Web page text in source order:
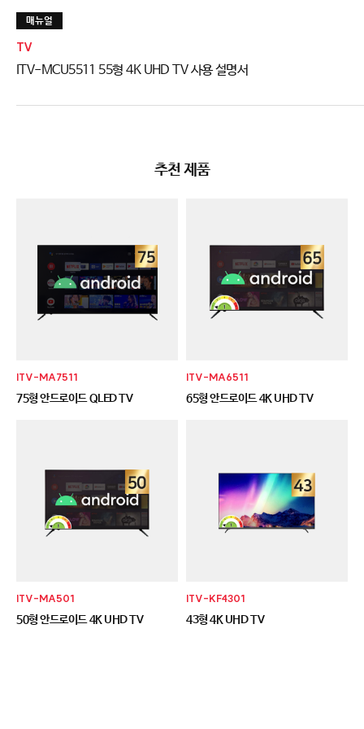
매뉴얼
TV
ITV-MCU5511 55형 4K UHD TV 사용 설명서
추천 제품
ITV-MA7511
75형 안드로이드 QLED TV
ITV-MA6511
65형 안드로이드 4K UHD TV
ITV-MA501
50형 안드로이드 4K UHD TV
ITV-KF4301
43형 4K UHD TV